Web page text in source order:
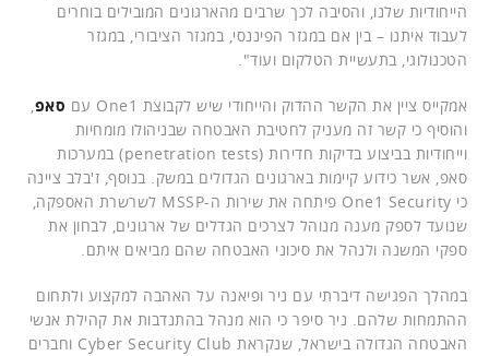
הייחודיות שלנו, והסיבה לכך שרבים מהארגונים המובילים בוחרים
לעבוד איתנו – בין אם במגזר הפיננסי, במגזר הציבורי, במגזר
הטכנולוגי, בתעשיית הטלקום ועוד".
אמקייס ציין את הקשר ההדוק והייחודי שיש לקבוצת One1 עם סאפ,
והוסיף כי קשר זה מעניק לחטיבת האבטחה שבניהולו מומחיות
וייחודיות בביצוע בדיקות חדירות (penetration tests) במערכות
סאפ, אשר כידוע קיימות בארגונים הגדולים במשק. בנוסף, ז'בלב ציינה
כי One1 Security פיתחה את שירות ה-MSSP לשרשרת האספקה,
שנועד לספק מענה מנוהל לצרכים הגדלים של ארגונים, לבחון את
ספקי המשנה ולנהל את סיכוני האבטחה שהם מביאים איתם.
במהלך הפגישה דיברתי עם ניר ופיאנה על האהבה למקצוע ולתחום
ההתמחות שלהם. ניר סיפר כי הוא מנהל בהתנדבות את קהילת אנשי
האבטחה הגדולה בישראל, שנקראת Cyber Security Club וחברים